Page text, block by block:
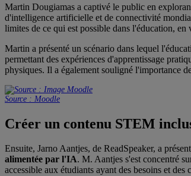
Martin Dougiamas a captivé le public en
d'intelligence artificielle et de connectivité
limites de ce qui est possible dans l'éducation,
Martin a présenté un scénario dans lequel
permettant des expériences d'apprentissage
physiques. Il a également souligné l'importance
Source : Moodle
Créer un contenu STEM
Ensuite, Jarno Aantjes, de ReadSpeaker, a
alimentée par l'IA. M. Aantjes s'est concentré
accessible aux étudiants ayant des besoins et des